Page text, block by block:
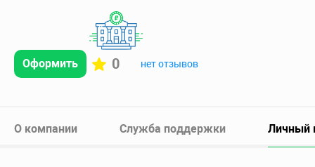
Оформить 0 нет отзывов
О компании Служба поддержки Личный